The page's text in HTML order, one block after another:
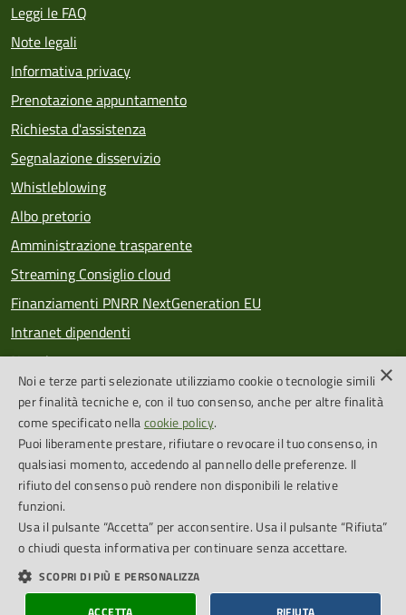
Leggi le FAQ
Note legali
Informativa privacy
Prenotazione appuntamento
Richiesta d'assistenza
Segnalazione disservizio
Whistleblowing
Albo pretorio
Amministrazione trasparente
Streaming Consiglio cloud
Finanziamenti PNRR NextGeneration EU
Intranet dipendenti
Newsletter
PagoPA
SEGUICI SU
Feed RSS
Cookie Policy
Credits
Dichiarazione di accessibilità
Obiettivi accessibilità
×
Noi e terze parti selezionate utilizziamo cookie o tecnologie simili
per finalità tecniche e, con il tuo consenso, anche per altre finalità
come specificato nellacookie policy.
Puoi liberamente prestare, rifiutare o revocare il tuo consenso, in
qualsiasi momento, accedendo al pannello delle preferenze. Il
rifiuto del consenso può rendere non disponibili le relative
funzioni.
Usa il pulsante “Accetta” per acconsentire. Usa il pulsante “Rifiuta”
o chiudi questa informativa per continuare senza accettare.
SCOPRI DI PIÙ E PERSONALIZZA